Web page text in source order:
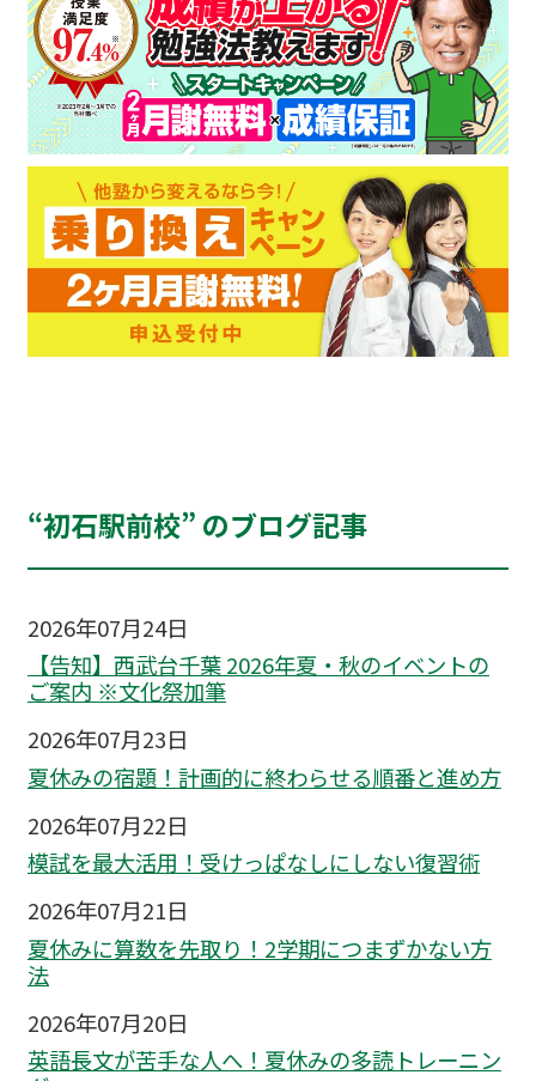
“初石駅前校” のブログ記事
2026年07月24日
【告知】西武台千葉 2026年夏・秋のイベントの
ご案内 ※文化祭加筆
2026年07月23日
夏休みの宿題！計画的に終わらせる順番と進め方
2026年07月22日
模試を最大活用！受けっぱなしにしない復習術
2026年07月21日
夏休みに算数を先取り！2学期につまずかない方
法
2026年07月20日
英語長文が苦手な人へ！夏休みの多読トレーニン